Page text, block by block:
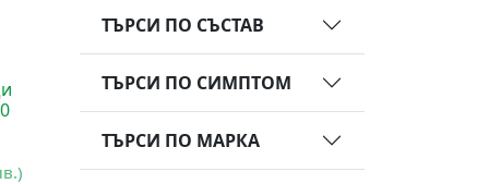
ТЪРСИ ПО СЪСТАВ
ТЪРСИ ПО СИМПТОМ
ТЪРСИ ПО МАРКА